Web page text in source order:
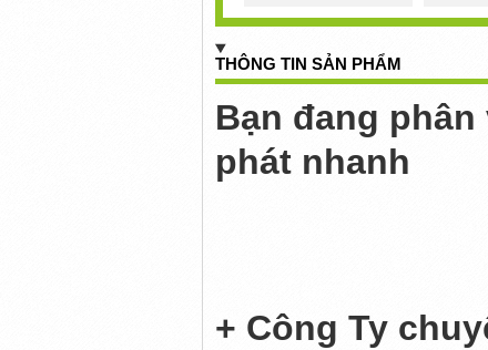
THÔNG TIN SẢN PHẨM
Bạn đang
phát nhanh
+ Công Ty